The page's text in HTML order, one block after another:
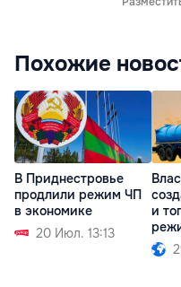
Похожие
В Приднестровье
продлили режим ЧП
в экономике
20 Июл. 13:13
и